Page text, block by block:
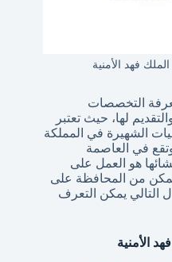
فهد الأمنية
التخصصات
لها، حيث تعتبر
الشهيرة في المملكة
وتقع في العاصمة
هو العمل على
من المحافظة على
التالي يمكن التعرف
الأمنية